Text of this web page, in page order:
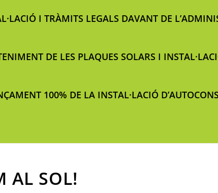
I TRÀMITS LEGALS DAVANT DE
DE LES PLAQUES SOLARS I
100% DE LA INSTAL·LACIÓ
AL SOL!